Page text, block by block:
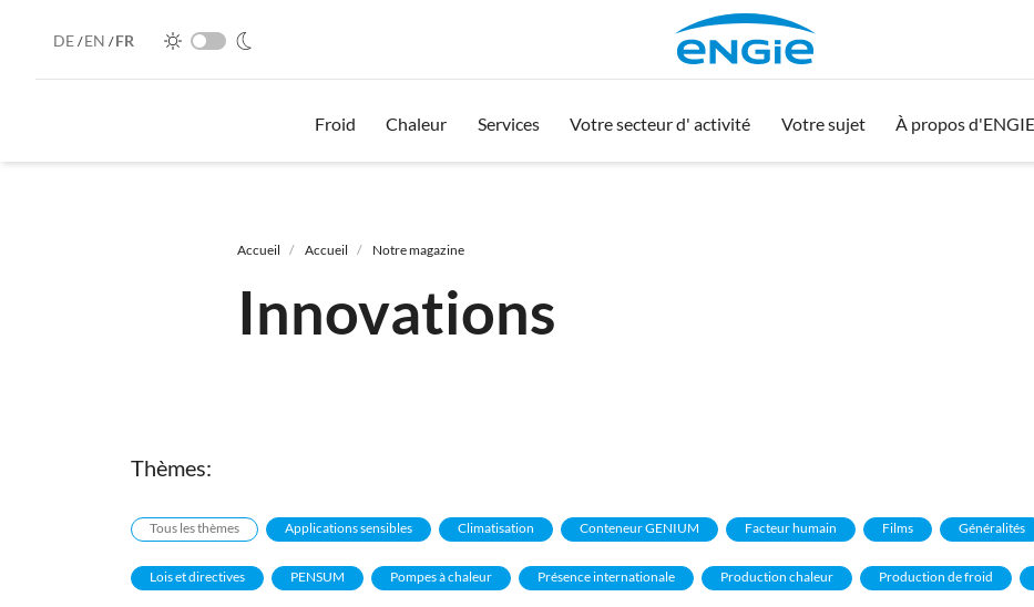
DE /EN /FR
Froid Chaleur Services Votre secteur d' activité Votre sujet À propos d'ENGIE
Accueil Accueil Notre magazine
Innovations
Thèmes:
Tous les thèmes Applications sensibles Climatisation Conteneur GENIUM Facteur humain Films Généralités
Lois et directives PENSUM Pompes à chaleur Présence internationale Production chaleur Production de froid